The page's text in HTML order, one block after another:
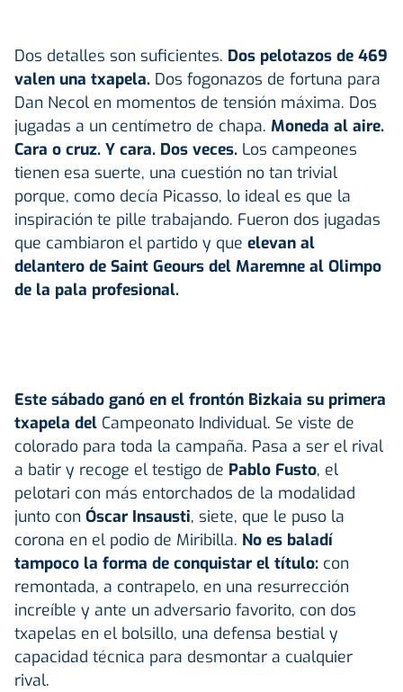
Dos detalles son suficientes. Dos pelotazos de 469
valen una txapela. Dos fogonazos de fortuna para
Dan Necol en momentos de tensión máxima. Dos
jugadas a un centímetro de chapa. Moneda al aire.
Cara o cruz. Y cara. Dos veces. Los campeones
tienen esa suerte, una cuestión no tan trivial
porque, como decía Picasso, lo ideal es que la
inspiración te pille trabajando. Fueron dos jugadas
que cambiaron el partido y que elevan al
delantero de Saint Geours del Maremne al Olimpo
de la pala profesional.
Este sábado ganó en el frontón Bizkaia su primera
txapela del Campeonato Individual. Se viste de
colorado para toda la campaña. Pasa a ser el rival
a batir y recoge el testigo de Pablo Fusto, el
pelotari con más entorchados de la modalidad
junto con Óscar Insausti, siete, que le puso la
corona en el podio de Miribilla. No es baladí
tampoco la forma de conquistar el título: con
remontada, a contrapelo, en una resurrección
increíble y ante un adversario favorito, con dos
txapelas en el bolsillo, una defensa bestial y
capacidad técnica para desmontar a cualquier
rival.